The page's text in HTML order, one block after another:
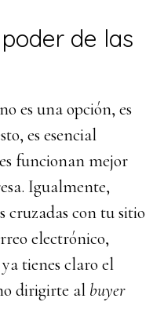
de las
es una opción, es
es esencial
funcionan mejor
Igualmente,
cruzadas con tu sitio
electrónico,
tienes claro el
dirigirte al buyer